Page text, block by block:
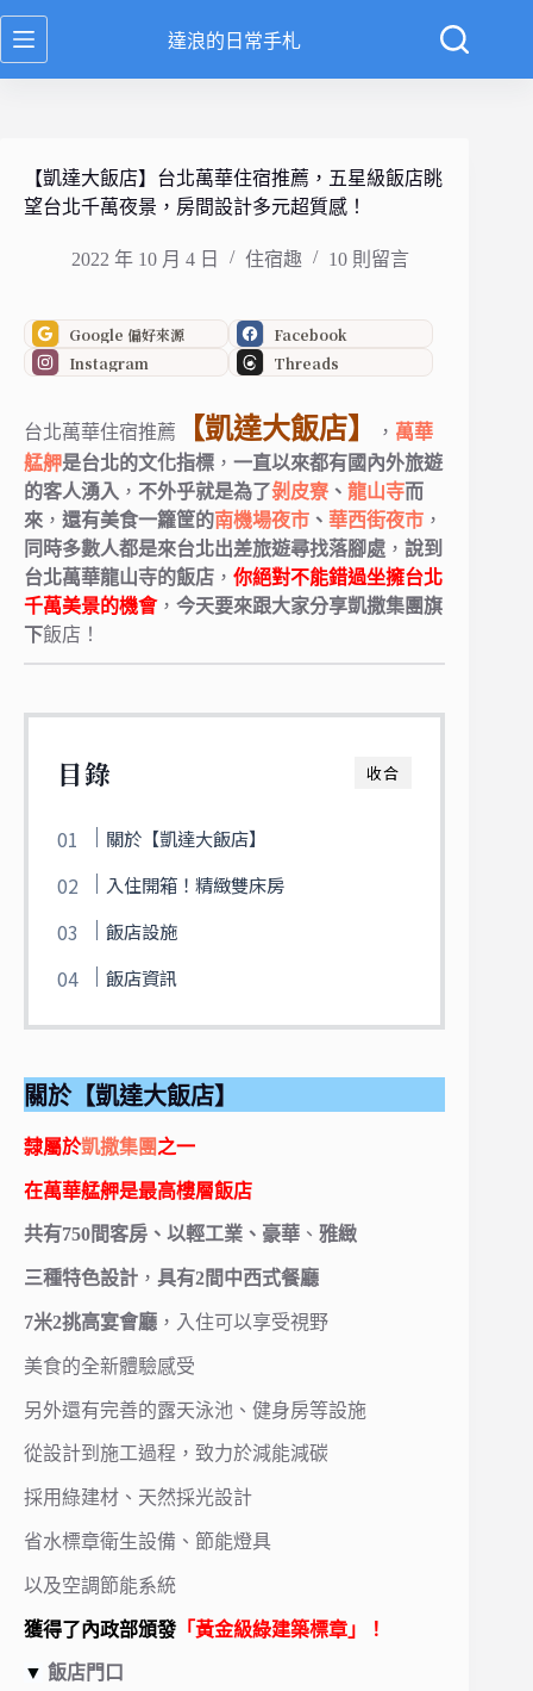
跳
至
達浪的日常手札
【凱達大飯店】台北萬華住宿推薦，五星級飯店眺
望台北千萬夜景，房間設計多元超質感！
2022 年 10 月 4 日 住宿趣 10 則留言
Google 偏好來源
Facebook
Instagram
Threads
台北萬華住宿推薦 【凱達大飯店】 ， 萬華
艋舺是台北的文化指標 ， 一直以來都有國內外旅遊
的客人湧入 ， 不外乎就是為了剝皮寮 、 龍山寺而
來 ， 還有美食一籮筐的南機場夜市 、 華西街夜市 ，
同時多數人都是來台北出差旅遊尋找落腳處 ， 說到
台北萬華龍山寺的飯店 ， 你絕對不能錯過坐擁台北
千萬美景的機會， 今天要來跟大家分享凱撒集團旗
下飯店！
收合
目錄
關於【凱達大飯店】
入住開箱！精緻雙床房
飯店設施
飯店資訊
關於【凱達大飯店】
隸屬於凱撒集團之一
在萬華艋舺是最高樓層飯店
共有750間客房、以輕工業、豪華 、 雅緻
三種特色設計 ， 具有2間中西式餐廳
7米2挑高宴會廳 ， 入住可以享受視野
美食的全新體驗感受
另外還有完善的露天泳池、健身房等設施
從設計到施工過程，致力於減能減碳
採用綠建材、天然採光設計
省水標章衛生設備、節能燈具
以及空調節能系統
獲得了內政部頒發 「黃金級綠建築標章」！
▼ 飯店門口